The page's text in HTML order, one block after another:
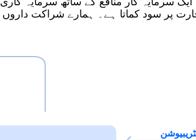
پر سود کماتا ہے۔ ہمارے شراکت داروں